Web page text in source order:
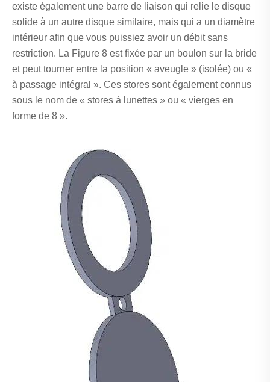
existe également une barre de liaison qui relie le disque
solide à un autre disque similaire, mais qui a un diamètre
intérieur afin que vous puissiez avoir un débit sans
restriction. La Figure 8 est fixée par un boulon sur la bride
et peut tourner entre la position « aveugle » (isolée) ou «
à passage intégral ». Ces stores sont également connus
sous le nom de « stores à lunettes » ou « vierges en
forme de 8 ».